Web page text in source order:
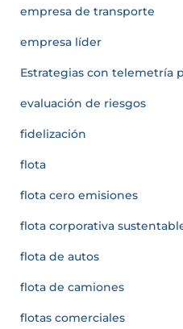
empresa de transporte
empresa líder
Estrategias con telemetría
evaluación de riesgos
fidelización
flota
flota cero emisiones
flota corporativa
flota de autos
flota de camiones
flotas comerciales